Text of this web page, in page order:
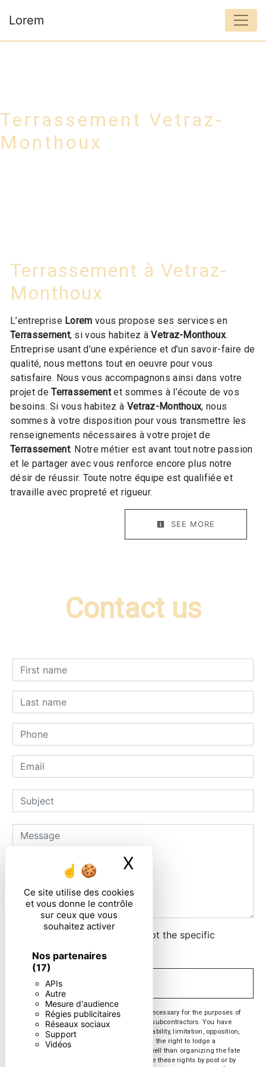
Ce site utilise des cookies
et vous donne le contrôle
sur ceux que vous
souhaitez activer
Nos partenaires
(17)
APIs
Autre
Mesure d'audience
Régies publicitaires
Réseaux sociaux
Support
Vidéos
X
Lorem
Terrassement Vetraz-
Monthoux
Terrassement à Vetraz-
Monthoux
L’entreprise Lorem vous propose ses services en
Terrassement, si vous habitez àVetraz-Monthoux.
Entreprise usant d’une expérience et d’un savoir-faire de
qualité, nous mettons tout en oeuvre pour vous
satisfaire. Nous vous accompagnons ainsi dans votre
projet deTerrassementet sommes à l’écoute de vos
besoins. Si vous habitez à Vetraz-Monthoux, nous
sommes à votre disposition pour vous transmettre les
renseignements nécessaires à votre projet de
Terrassement. Notre métier est avant tout notre passion
et le partager avec vous renforce encore plus notre
désir de réussir. Toute notre équipe est qualifiée et
travaille avec propreté et rigueur.
SEE MORE
Contact us
By checking this box, I accept the specific
conditions below **
** The personal data communicated are necessary for the purposes of
contacting you. They are intended and its subcontractors. You have
rights of access, rectification, erasure, portability, limitation, opposition,
withdrawal of your consent at any time and the right to lodge a
complaint with a supervisory authority, as well than organizing the fate
of your post-mortem data. You can exercise these rights by post or by